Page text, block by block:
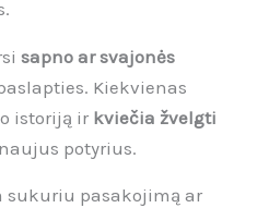
sapno ar svajonės
Kiekvienas
istoriją ir kviečia žvelgti
potyrius.
sukuriu pasakojimą ar